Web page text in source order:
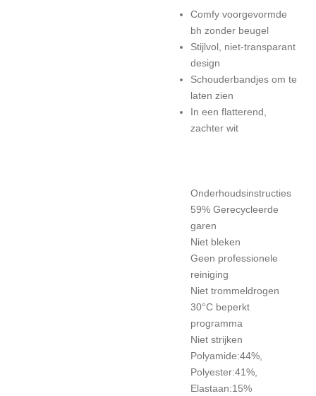
Comfy voorgevormde
bh zonder beugel
Stijlvol, niet-transparant
design
Schouderbandjes om te
laten zien
In een flatterend,
zachter wit
Onderhoudsinstructies
59% Gerecycleerde
garen
Niet bleken
Geen professionele
reiniging
Niet trommeldrogen
30°C beperkt
programma
Niet strijken
Polyamide:44%,
Polyester:41%,
Elastaan:15%